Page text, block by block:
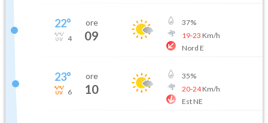
22°
4
ore
09
37%
19-23 Km/h
Nord E
23°
6
ore
10
35%
20-24Km/h
Est NE